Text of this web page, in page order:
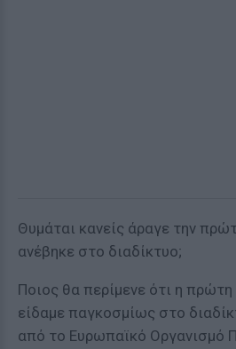
Θυμάται κανείς άραγε την
ανέβηκε στο διαδίκτυο;
Ποιος θα περίμενε ότι η
είδαμε παγκοσμίως στο
από το Ευρωπαϊκό Οργανισμό